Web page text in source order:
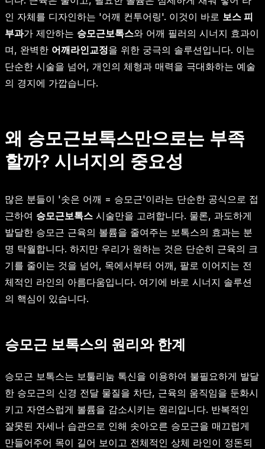
인 자체를 디자인하는 '어깨 컨투어링'. 이것이 바로 보스 피
부과가 제안하는 승모근보톡스와 어깨 필러의 시너지 효과이
며, 완벽한 어깨라인교정을 위한 궁극의 솔루션입니다. 이는
단순한 시술을 넘어, 개인의 체형과 매력을 극대화하는 예술
의 경지에 가깝습니다.
왜 승모근보톡스만으로는 부족
할까? 시너지의 중요성
많은 분들이 '솟은 어깨 = 승모근'이라는 단순한 공식으로 접
근하여 승모근보톡스 시술만을 고려합니다. 물론, 과도하게
발달한 승모근 근육의 볼륨을 줄여주는 보톡스의 효과는 분
명 탁월합니다. 하지만 우리가 원하는 것은 단순히 근육의 크
기를 줄이는 것을 넘어, 목에서부터 어깨, 팔로 이어지는 전
체적인 라인의 아름다움입니다. 여기에 바로 시너지 솔루션
의 핵심이 있습니다.
승모근 보톡스의 원리와 한계
승모근 보톡스는 보툴리눔 톡신을 이용하여 불필요하게 발달
한 승모근의 신경 전달 물질을 차단, 근육의 움직임을 둔화시
키고 자연스럽게 볼륨을 감소시키는 원리입니다. 반복적인
잘못된 자세나 습관으로 인해 솟아오른 승모근을 매끄럽게
만들어주어 목이 길어 보이고 전체적인 상체 라인이 정돈되